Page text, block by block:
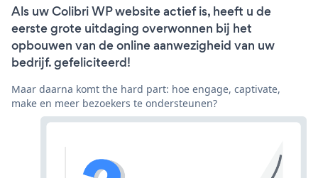
Als uw Colibri WP website actief is, heeft u de
eerste grote uitdaging overwonnen bij het
opbouwen van de online aanwezigheid van uw
bedrijf. gefeliciteerd!
Maar daarna komt the hard part: hoe engage, captivate,
make en meer bezoekers te ondersteunen?